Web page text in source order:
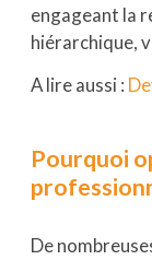
engageant la
hiérarchique,
A lire aussi :
Pourquoi
De